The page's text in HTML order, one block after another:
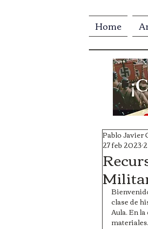
Home
Pablo Javier
27 feb 2023
clase de
Aula. En
materiales.